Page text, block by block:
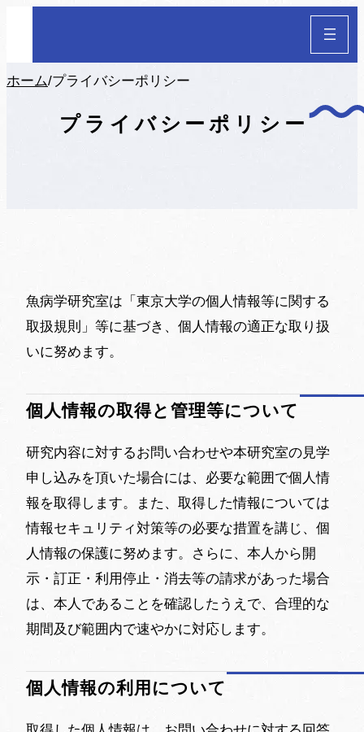
プライバシーポリシー
ホーム/プライバシーポリシー
魚病学研究室は「東京大学の個人情報等に関する
取扱規則」等に基づき、個人情報の適正な取り扱
いに努めます。
個人情報の取得と管理等について
研究内容に対するお問い合わせや本研究室の見学
申し込みを頂いた場合には、必要な範囲で個人情
報を取得します。また、取得した情報については
情報セキュリティ対策等の必要な措置を講じ、個
人情報の保護に努めます。さらに、本人から開
示・訂正・利用停止・消去等の請求があった場合
は、本人であることを確認したうえで、合理的な
期間及び範囲内で速やかに対応します。
個人情報の利用について